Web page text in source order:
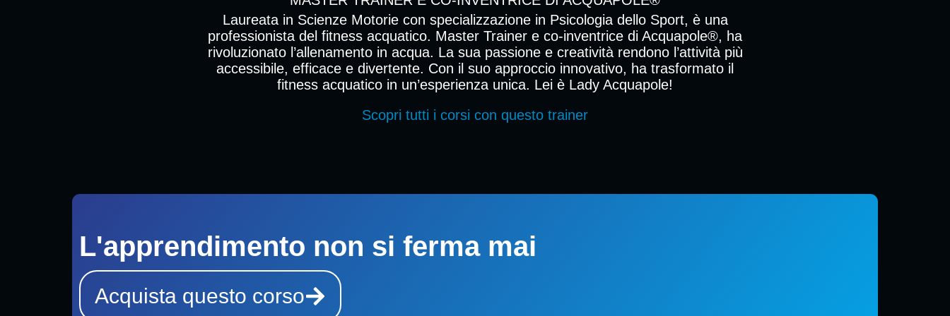
Laureata in Scienze Motorie con specializzazione in Psicologia dello Sport, è una
professionista del fitness acquatico. Master Trainer e co-inventrice di Acquapole®, ha
rivoluzionato l’allenamento in acqua. La sua passione e creatività rendono l’attività più
accessibile, efficace e divertente. Con il suo approccio innovativo, ha trasformato il
fitness acquatico in un’esperienza unica. Lei è Lady Acquapole!
Scopri tutti i corsi con questo trainer
L'apprendimento non si ferma mai
Acquista questo corso